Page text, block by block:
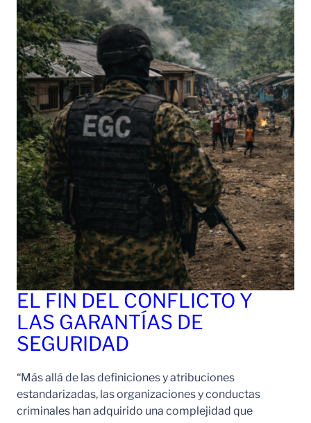
EL FIN DEL CONFLICTO Y
LAS GARANTÍAS DE
SEGURIDAD
“Más allá de las definiciones y atribuciones
estandarizadas, las organizaciones y conductas
criminales han adquirido una complejidad que